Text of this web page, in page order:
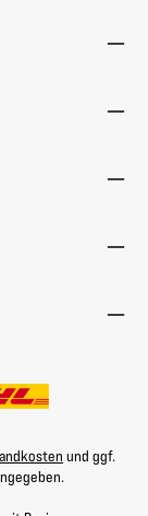
und ggf.